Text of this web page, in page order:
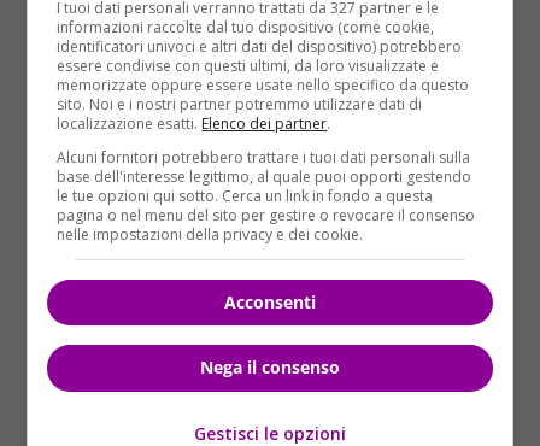
delle temperature . La neve per questo motivo cadrà
sulle Alpi specie orientali dai 500-1000 metri, oltre i
1000-1500 metri invece sull’Appennino.Sabato 9
dicembrela perturbazione, sotto la spinta dei venti
più freddi di Maestrale e Tramontana, si porterà
verso il Meridione“.
E ancora, sempre sabato 9 dicembre: “Sarà coinvolto
anche il medio versante Adriatico conneve fino a
quote di bassa collina tra RomagnaeAlte Marche
a fine giornata. Sole prevalente altrove con clima
freddo.Domenica 10 dicembre ultimi fenomeni al
Sud
con neve sui monti; altrove tregua con sole
prevalente ma in attesa di un nuovo
peggioramento”. Cosa che “dovrebbe caratterizzare
I tuoi dati personali verranno trattati da 327 partner e le
informazioni raccolte dal tuo dispositivo (come cookie,
identificatori univoci e altri dati del dispositivo) potrebbero
essere condivise con questi ultimi, da loro visualizzate e
memorizzate oppure essere usate nello specifico da questo
sito. Noi e i nostri partner potremmo utilizzare dati di
localizzazione esatti. Elenco dei partner.
Alcuni fornitori potrebbero trattare i tuoi dati personali sulla
base dell'interesse legittimo, al quale puoi opporti gestendo
le tue opzioni qui sotto. Cerca un link in fondo a questa
pagina o nel menu del sito per gestire o revocare il consenso
nelle impostazioni della privacy e dei cookie.
Acconsenti
Nega il consenso
Gestisci le opzioni